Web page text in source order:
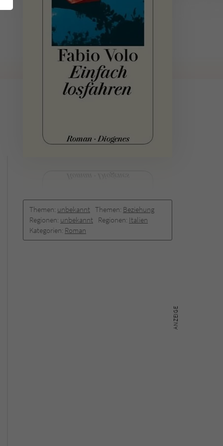
Themen: unbekannt Themen: Beziehung
Regionen: unbekannt Regionen: Italien
Kategorien: Roman